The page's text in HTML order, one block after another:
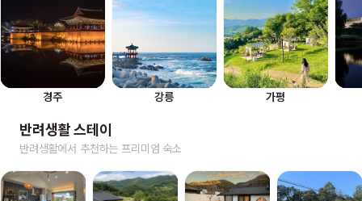
경주 강릉 가평
반려생활 스테이
반려생활에서 추천하는 프리미엄 숙소